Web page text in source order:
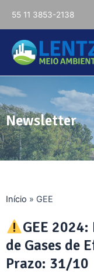
55 11 3853-2138
Newsletter
Início » GEE
GEE
de Gases de
Prazo: 31/10